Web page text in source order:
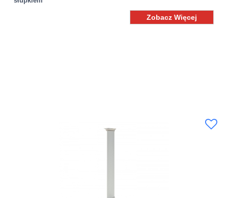
Zobacz Więcej